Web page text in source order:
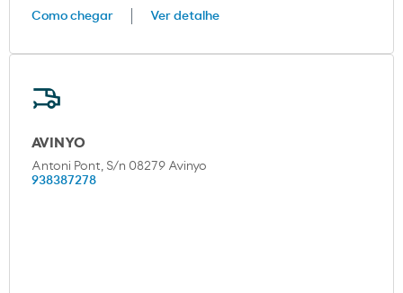
Como chegar Ver detalhe
AVINYO
Antoni Pont, S/n 08279 Avinyo
938387278